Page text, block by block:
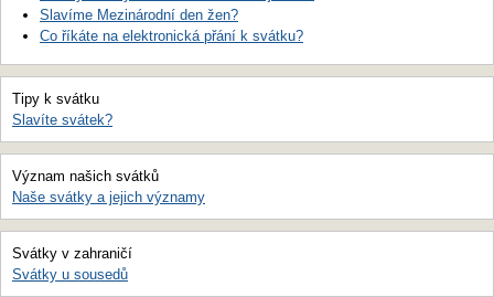
Slavíme Mezinárodní den žen?
Co říkáte na elektronická přání k svátku?
Tipy k svátku
Slavíte svátek?
Význam našich svátků
Naše svátky a jejich významy
Svátky v zahraničí
Svátky u sousedů